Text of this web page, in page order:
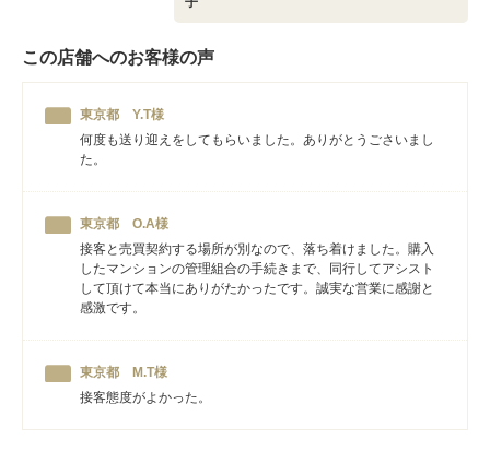
この店舗へのお客様の声
東京都 Y.T様
何度も送り迎えをしてもらいました。ありがとうごさいまし
た。
東京都 O.A様
接客と売買契約する場所が別なので、落ち着けました。購入
したマンションの管理組合の手続きまで、同行してアシスト
して頂けて本当にありがたかったです。誠実な営業に感謝と
感激です。
東京都 M.T様
接客態度がよかった。